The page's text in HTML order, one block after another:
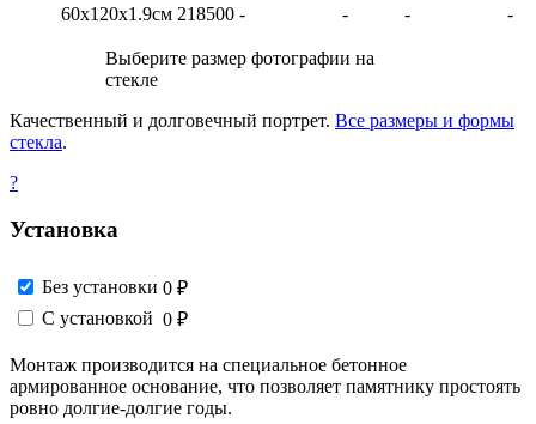
60х120х1.9см 218500 - - - -
Выберите размер фотографии на
стекле
Качественный и долговечный портрет. Все размеры и формы
стекла.
?
Установка
Без установки 0 ₽
С установкой 0 ₽
Монтаж производится на специальное бетонное
армированное основание, что позволяет памятнику простоять
ровно долгие-долгие годы.